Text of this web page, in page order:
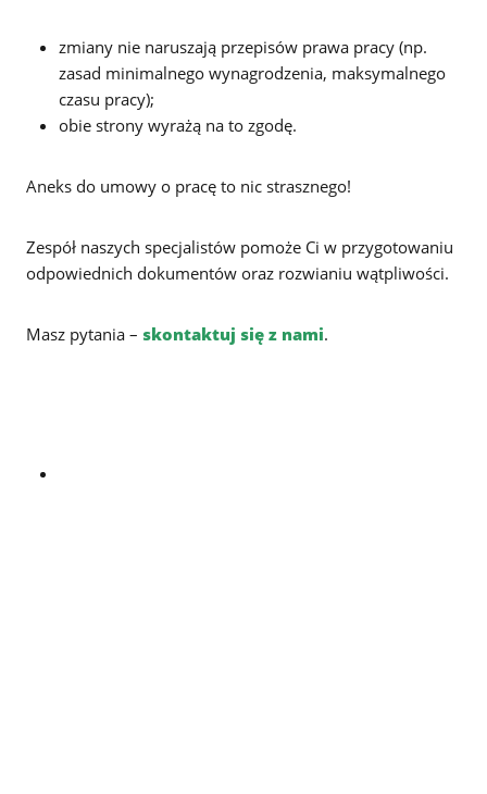
zmiany nie naruszają przepisów prawa pracy (np.
zasad minimalnego wynagrodzenia, maksymalnego
czasu pracy);
obie strony wyrażą na to zgodę.
Aneks do umowy o pracę to nic strasznego!
Zespół naszych specjalistów pomoże Ci w przygotowaniu
odpowiednich dokumentów oraz rozwianiu wątpliwości.
Masz pytania – skontaktuj się z nami.